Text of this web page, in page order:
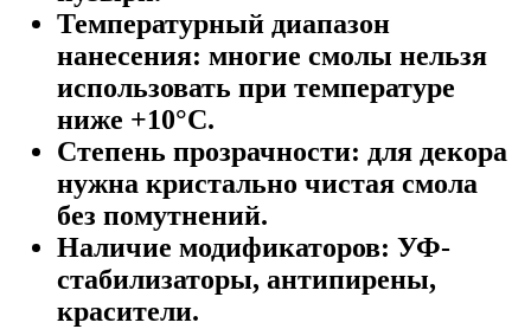
Температурный диапазон
нанесения: многие смолы нельзя
использовать при температуре
ниже +10°C.
Степень прозрачности: для декора
нужна кристально чистая смола
без помутнений.
Наличие модификаторов: УФ-
стабилизаторы, антипирены,
красители.